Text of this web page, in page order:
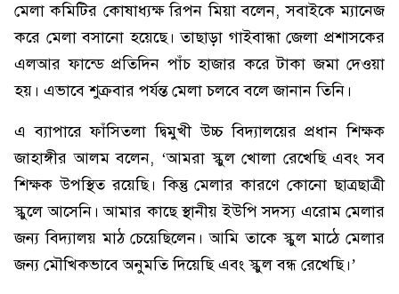
মেলা কমিটির কোষাধ্যক্ষ রিপন মিয়া বলেন, সবাইকে ম্যানেজ
করে মেলা বসানো হয়েছে। তাছাড়া গাইবান্ধা জেলা প্রশাসকের
এলআর ফান্ডে প্রতিদিন পাঁচ হাজার করে টাকা জমা দেওয়া
হয়। এভাবে শুক্রবার পর্যন্ত মেলা চলবে বলে জানান তিনি।
এ ব্যাপারে ফাঁসিতলা দ্বিমুখী উচ্চ বিদ্যালয়ের প্রধান শিক্ষক
জাহাঙ্গীর আলম বলেন, ‘আমরা স্কুল খোলা রেখেছি এবং সব
শিক্ষক উপস্থিত রয়েছি। কিন্তু মেলার কারণে কোনো ছাত্রছাত্রী
স্কুলে আসেনি। আমার কাছে স্থানীয় ইউপি সদস্য এরোম মেলার
জন্য বিদ্যালয় মাঠ চেয়েছিলেন। আমি তাকে স্কুল মাঠে মেলার
জন্য মৌখিকভাবে অনুমতি দিয়েছি এবং স্কুল বন্ধ রেখেছি।’